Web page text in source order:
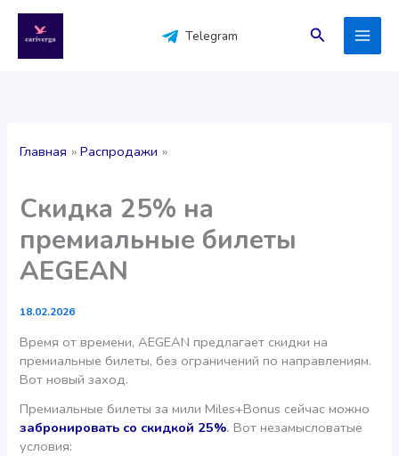
содержимому
Telegram Поиск
Главная Распродажи
Скидка 25% на
премиальные билеты
AEGEAN
18.02.2026
Время от времени, AEGEAN предлагает скидки на
премиальные билеты, без ограничений по направлениям.
Вот новый заход.
Премиальные билеты за мили Miles+Bonus сейчас можно
забронировать со скидкой 25%. Вот незамысловатые
условия: